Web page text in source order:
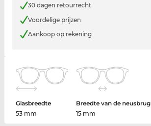
30 dagen retourrecht
Voordelige prijzen
Aankoop op rekening
Glasbreedte
53 mm
Breedte van de neusbrug
15 mm